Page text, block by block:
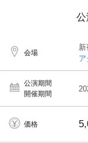
会場
ア
公演期間
開催期間
価格